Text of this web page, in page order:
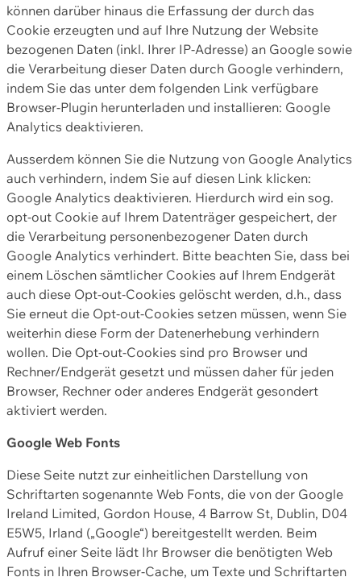
können darüber hinaus die Erfassung der durch das
Cookie erzeugten und auf Ihre Nutzung der Website
bezogenen Daten (inkl. Ihrer IP-Adresse) an Google sowie
die Verarbeitung dieser Daten durch Google verhindern,
indem Sie das unter dem folgenden Link verfügbare
Browser-Plugin herunterladen und installieren: Google
Analytics deaktivieren.
Ausserdem können Sie die Nutzung von Google Analytics
auch verhindern, indem Sie auf diesen Link klicken:
Google Analytics deaktivieren. Hierdurch wird ein sog.
opt-out Cookie auf Ihrem Datenträger gespeichert, der
die Verarbeitung personenbezogener Daten durch
Google Analytics verhindert. Bitte beachten Sie, dass bei
einem Löschen sämtlicher Cookies auf Ihrem Endgerät
auch diese Opt-out-Cookies gelöscht werden, d.h., dass
Sie erneut die Opt-out-Cookies setzen müssen, wenn Sie
weiterhin diese Form der Datenerhebung verhindern
wollen. Die Opt-out-Cookies sind pro Browser und
Rechner/Endgerät gesetzt und müssen daher für jeden
Browser, Rechner oder anderes Endgerät gesondert
aktiviert werden.
Google Web Fonts
Diese Seite nutzt zur einheitlichen Darstellung von
Schriftarten sogenannte Web Fonts, die von der Google
Ireland Limited, Gordon House, 4 Barrow St, Dublin, D04
E5W5, Irland („Google“) bereitgestellt werden. Beim
Aufruf einer Seite lädt Ihr Browser die benötigten Web
Fonts in Ihren Browser-Cache, um Texte und Schriftarten